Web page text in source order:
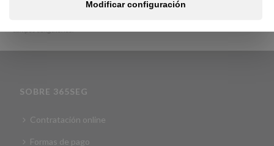
Modificar configuración
*campos obligatorios.
SOBRE 365SEG
Contratación online
Formas de pago